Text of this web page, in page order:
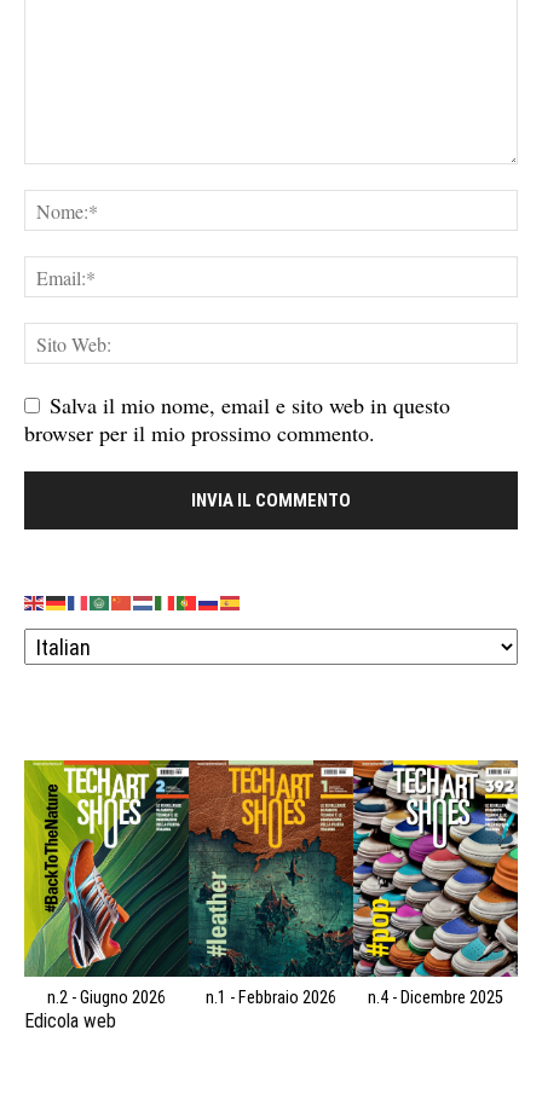
Salva il mio nome, email e sito web in questo
browser per il mio prossimo commento.
n.2 - Giugno 2026 n.1 - Febbraio 2026 n.4 - Dicembre 2025
Edicola web